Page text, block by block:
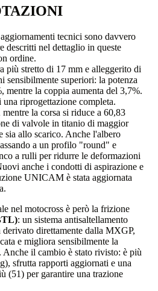
tecnici sono davvero
descritti nel dettaglio in queste
ordine.
più stretto di 17 mm e alleggerito di
sensibilmente superiori: la potenza
mentre la coppia aumenta del 3,7%.
riprogettazione completa.
la corsa si riduce a 60,83
di valvole in titanio di maggior
sia allo scarico. Anche l'albero
a un profilo "round" e
a rulli per ridurre le deformazioni
anche i condotti di aspirazione e
UNICAM è stata aggiornata
nel motocross è però la frizione
: un sistema antisaltellamento
direttamente dalla MXGP,
e migliora sensibilmente la
Anche il cambio è stato rivisto: è più
sfrutta rapporti aggiornati e una
(51) per garantire una trazione